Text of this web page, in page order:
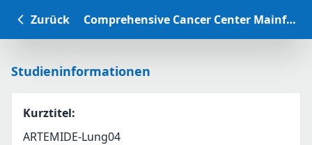
Zurück Comprehensive Cancer Center Mainfranken Studiendatenbank
Studieninformationen
Kurztitel:
ARTEMIDE-Lung04